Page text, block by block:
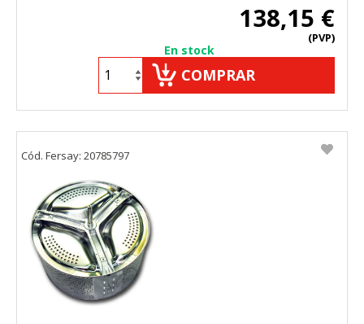
138,15 €
(PVP)
En stock
COMPRAR
Cód. Fersay: 20785797
CONFIGURACIÓN DE COOKIES